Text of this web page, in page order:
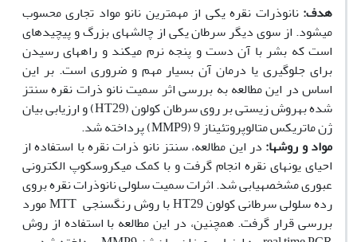
هدف:
نانوذرات نقره یکی از مهم‫ترین نانو مواد تجاری محسوب
می‏شود. از سوی دیگر سرطان یکی از چالش‏های بزرگ و پیچیده‫ای
است که بشر با آن دست و پنجه نرم می‏کند و راه‏های رسیدن
برای جلوگیری یا درمان آن بسیار مهم و ضروری است. بر این
اساس در این مطالعه به ‏بررسی اثر سمیت نانو ذرات نقره سنتز
شده به‏روش زیستی بر روی سرطان کولون (HT29) و ارزیابی بیان
ژن ماتریکس متالوپروتئیناز 9 (MMP9) پرداخته شد.
مواد و روشها: در این مطالعه، سنتز نانو ذرات نقره با استفاده از
احیای یون‏های نقره انجام گرفت و با کمک میکروسکوپ الکترونی
عبوری مشخصه‏یابی شد. اثرات سمیت سلولی نانوذرات نقره بروی
رده سلولی سرطانی کولون HT29 با روش رنگ‫سنجی MTT مورد
بررسی قرار گرفت. همچنین، در این مطالعه با استفاده از روش